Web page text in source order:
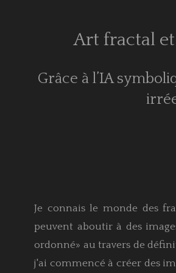
Art fractal
Grâce à l’IA
Je connais le monde des
peuvent aboutir à des
ordonné» au travers de
j'ai commencé à créer des